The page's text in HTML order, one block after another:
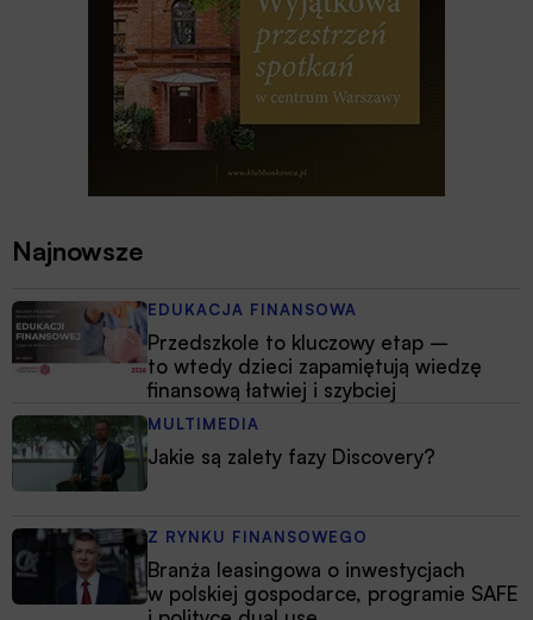
Najnowsze
EDUKACJA FINANSOWA
Przedszkole to kluczowy etap –
to wtedy dzieci zapamiętują wiedzę
finansową łatwiej i szybciej
MULTIMEDIA
Jakie są zalety fazy Discovery?
Z RYNKU FINANSOWEGO
Branża leasingowa o inwestycjach
w polskiej gospodarce, programie SAFE